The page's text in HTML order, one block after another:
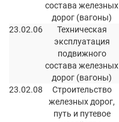
состава железных
дорог (вагоны)
23.02.06
Техническая
эксплуатация
подвижного
состава железных
дорог (вагоны)
23.02.08
Строительство
железных дорог,
путь и путевое